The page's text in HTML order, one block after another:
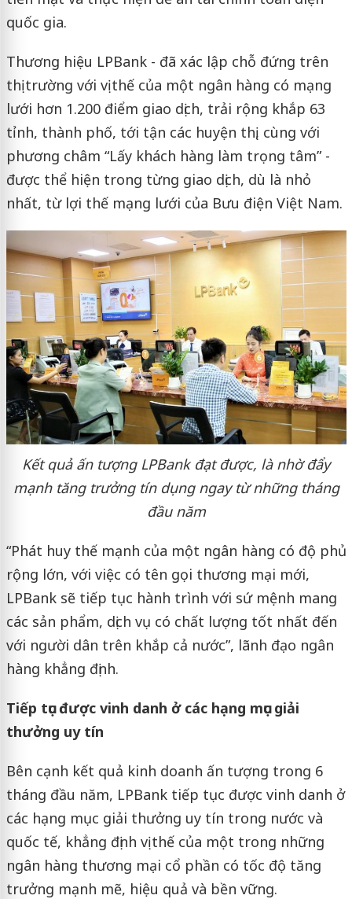
quốc gia.
Thương hiệu LPBank - đã xác lập chỗ đứng trên
thị trường với vị thế của một ngân hàng có mạng
lưới hơn 1.200 điểm giao dịch, trải rộng khắp 63
tỉnh, thành phố, tới tận các huyện thị, cùng với
phương châm “Lấy khách hàng làm trọng tâm” -
được thể hiện trong từng giao dịch, dù là nhỏ
nhất, từ lợi thế mạng lưới của Bưu điện Việt Nam.
Kết quả ấn tượng LPBank đạt được, là nhờ đẩy
mạnh tăng trưởng tín dụng ngay từ những tháng
đầu năm
“Phát huy thế mạnh của một ngân hàng có độ phủ
rộng lớn, với việc có tên gọi thương mại mới,
LPBank sẽ tiếp tục hành trình với sứ mệnh mang
các sản phẩm, dịch vụ có chất lượng tốt nhất đến
với người dân trên khắp cả nước”, lãnh đạo ngân
hàng khẳng định.
Tiếp tục được vinh danh ở các hạng mục giải
thưởng uy tín
Bên cạnh kết quả kinh doanh ấn tượng trong 6
tháng đầu năm, LPBank tiếp tục được vinh danh ở
các hạng mục giải thưởng uy tín trong nước và
quốc tế, khẳng định vị thế của một trong những
ngân hàng thương mại cổ phần có tốc độ tăng
trưởng mạnh mẽ, hiệu quả và bền vững.